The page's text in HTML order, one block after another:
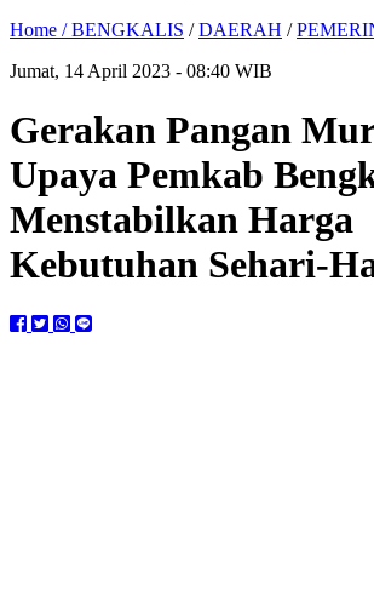
Home /BENGKALIS /DAERAH /
Jumat, 14 April 2023 - 08:40 WIB
Gerakan Pangan
Upaya Pemkab
Menstabilkan Harga
Kebutuhan Sehari-